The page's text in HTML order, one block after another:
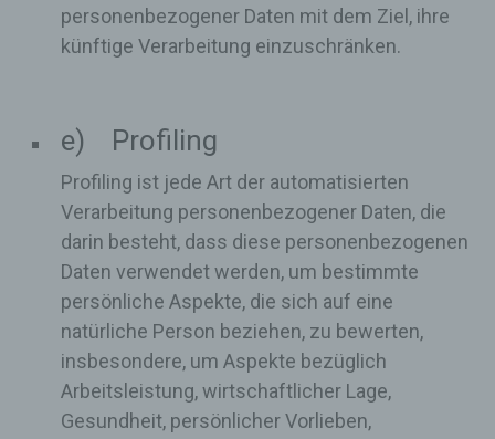
personenbezogener Daten mit dem Ziel, ihre
künftige Verarbeitung einzuschränken.
e) Profiling
Profiling ist jede Art der automatisierten
Verarbeitung personenbezogener Daten, die
darin besteht, dass diese personenbezogenen
Daten verwendet werden, um bestimmte
persönliche Aspekte, die sich auf eine
natürliche Person beziehen, zu bewerten,
insbesondere, um Aspekte bezüglich
Arbeitsleistung, wirtschaftlicher Lage,
Gesundheit, persönlicher Vorlieben,